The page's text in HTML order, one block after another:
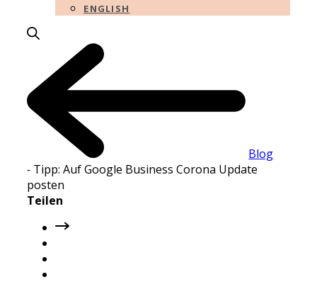
ENGLISH
Blog
- Tipp: Auf Google Business Corona Update
posten
Teilen